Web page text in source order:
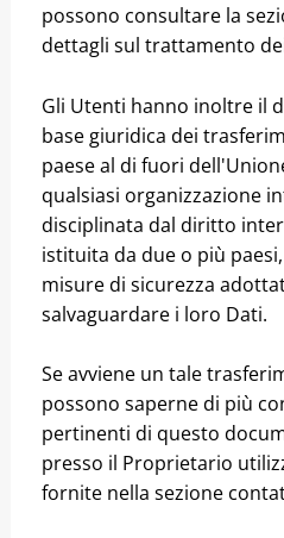
possono consultare la
dettagli sul trattamento
Gli Utenti hanno inoltre il
base giuridica dei
paese al di fuori
qualsiasi organizzazione
disciplinata dal diritto
istituita da due o più
misure di sicurezza
salvaguardare i loro Dati.
Se avviene un tale
possono saperne di più
pertinenti di questo
presso il Proprietario
fornite nella sezione